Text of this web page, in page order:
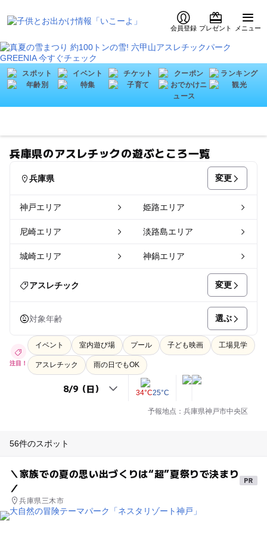
会員登録 プレゼント メニュー
兵庫県のアスレチックの遊ぶところ一覧
兵庫県 変更
神戸エリア 姫路エリア
尼崎エリア 淡路島エリア
城崎エリア 神鍋エリア
アスレチック 変更
対象年齢 選ぶ
注目！
イベント 室内遊び場 プール 子ども映画 工場見学
アスレチック 雨の日でもOK
34°C25°C
予報地点：兵庫県神戸市中央区
56件のスポット
＼家族での夏の思い出づくりは“超”夏祭りで決まり
／
兵庫県三木市